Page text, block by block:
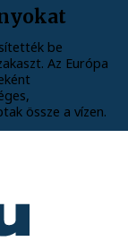
be
Az Európa
össze a vízen.